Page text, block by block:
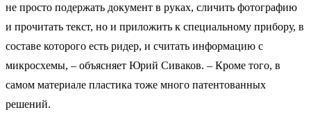
не просто подержать документ в руках, сличить фотографию
и прочитать текст, но и приложить к специальному прибору, в
составе которого есть ридер, и считать информацию с
микросхемы, – объясняет Юрий Сиваков. – Кроме того, в
самом материале пластика тоже много патентованных
решений.